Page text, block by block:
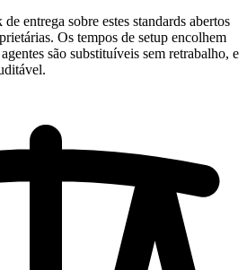
entrega sobre estes standards abertos
Os tempos de setup encolhem
são substituíveis sem retrabalho, e